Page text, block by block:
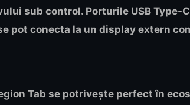
sub control. Porturile USB Type-
pot conecta la un display extern
Tab se potrivește perfect în